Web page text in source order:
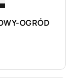
OGRÓD